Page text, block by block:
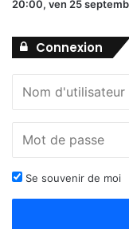
20:00, ven 25
Connexion
Se souvenir de moi